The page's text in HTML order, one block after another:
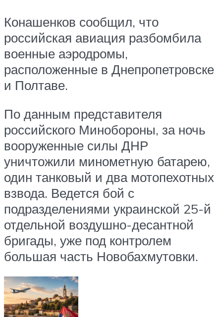
Конашенков сообщил, что
российская авиация разбомбила
военные аэродромы,
расположенные в Днепропетровске
и Полтаве.
По данным представителя
российского Минобороны, за ночь
вооруженные силы ДНР
уничтожили минометную батарею,
один танковый и два мотопехотных
взвода. Ведется бой с
подразделениями украинской 25-й
отдельной воздушно-десантной
бригады, уже под контролем
большая часть Новобахмутовки.